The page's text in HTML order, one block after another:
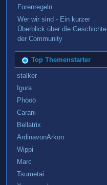
Forenregeln
Wer wir sind - Ein kurzer
Überblick über die Geschichte
der Community
Top Themenstarter
stalker
Igura
Phööö
Carani
Bellatrix
ArdinavonArkon
Wippi
Marc
Tsumetai